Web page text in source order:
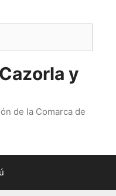
y
de la Comarca de